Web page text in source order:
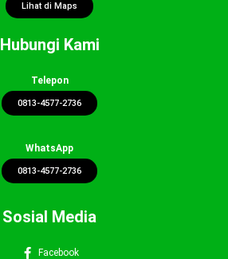
Lihat di Maps
Hubungi Kami
Telepon
0813-4577-2736
WhatsApp
0813-4577-2736
Sosial Media
Facebook